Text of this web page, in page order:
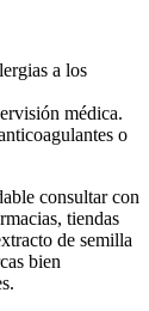
a los
médica.
o
consultar con
tiendas
de semilla
bien